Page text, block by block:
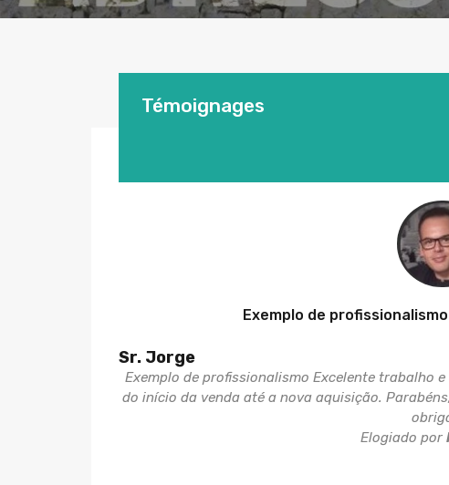
Témoignages
Exemplo de
Sr. Jorge
Exemplo de profissionalismo Excelente trabalho
do início da venda até a nova aquisição.
Elogiado por